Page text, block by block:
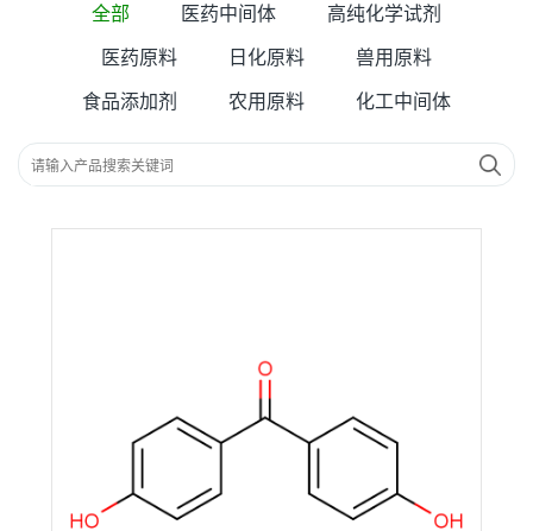
全部 医药中间体 高纯化学试剂
医药原料 日化原料 兽用原料
食品添加剂 农用原料 化工中间体